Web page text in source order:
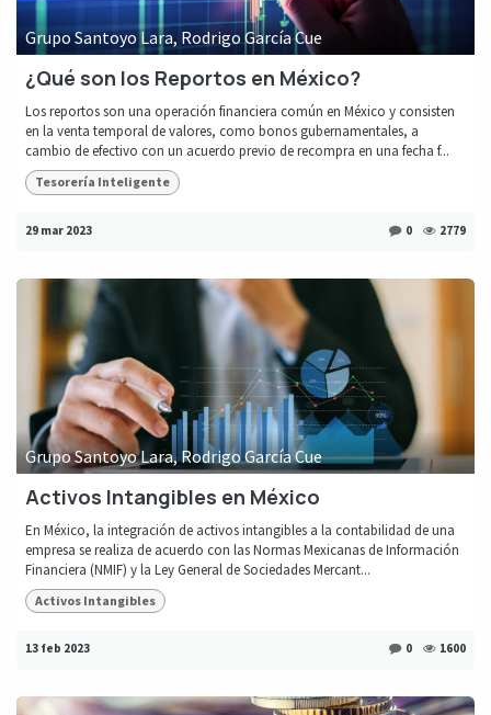
Grupo Santoyo Lara, Rodrigo García Cue
¿Qué son los Reportos en México?
Los reportos son una operación financiera común en México y consisten
en la venta temporal de valores, como bonos gubernamentales, a
cambio de efectivo con un acuerdo previo de recompra en una fecha f...
Tesorería Inteligente
29 mar 2023 0 2779
Grupo Santoyo Lara, Rodrigo García Cue
Activos Intangibles en México
En México, la integración de activos intangibles a la contabilidad de una
empresa se realiza de acuerdo con las Normas Mexicanas de Información
Financiera (NMIF) y la Ley General de Sociedades Mercant...
Activos Intangibles
13 feb 2023 0 1600